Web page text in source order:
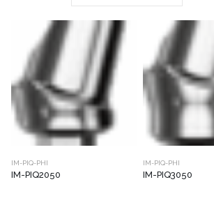
IM-PIQ-PHI
IM-PIQ2050
IM-PIQ-PHI
IM-PIQ3050